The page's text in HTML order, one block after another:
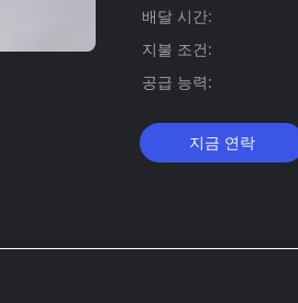
배달 시간:
지불 조건:
공급 능력:
지금 연락